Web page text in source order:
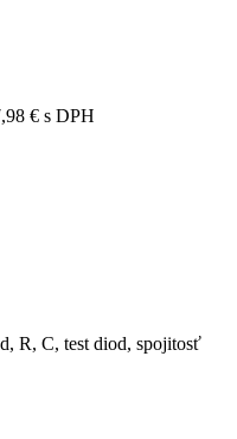
€ s DPH
R, C, test diod, spojitosť